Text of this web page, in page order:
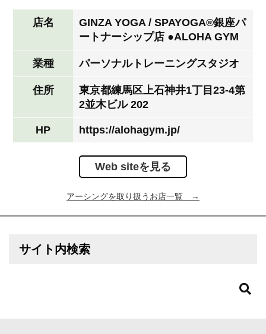
店名
GINZA YOGA / SPAYOGA®︎銀座パ
ートナーシップ店 ●ALOHA GYM
業種 パーソナルトレーニングスタジオ
住所
東京都練馬区上石神井1丁目23-4第
2並木ビル 202
HP https://alohagym.jp/
Web siteを見る
アーシングを取り扱うお店一覧 →
サイト内検索